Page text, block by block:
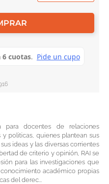
para docentes de relaciones
politicas, quienes plantean sus
ideas y las diversas corrientes
de criterio y opinión, RAI se
para las investigaciones que
académico propias
del derec...